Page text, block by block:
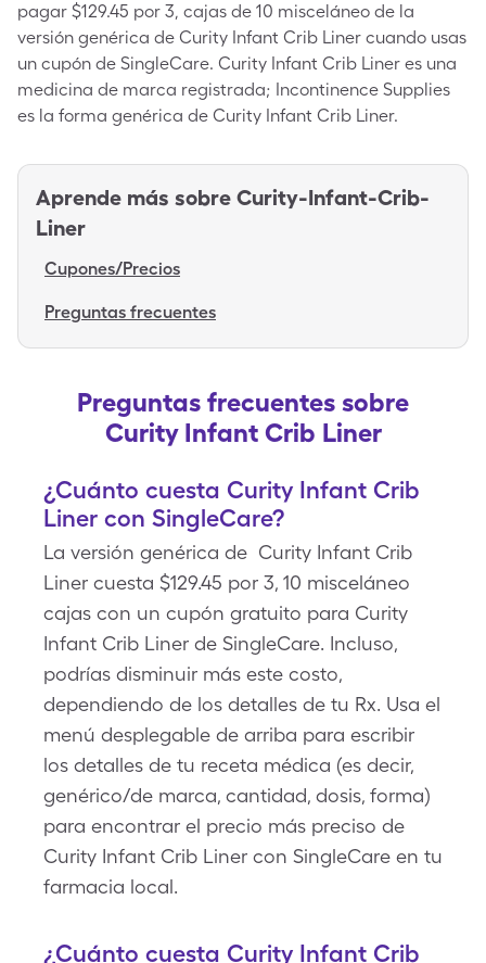
pagar $129.45 por 3, cajas de 10 misceláneo de la
versión genérica de Curity Infant Crib Liner cuando usas
un cupón de SingleCare. Curity Infant Crib Liner es una
medicina de marca registrada; Incontinence Supplies
es la forma genérica de Curity Infant Crib Liner.
Aprende más sobre Curity-Infant-Crib-
Liner
Cupones/Precios
Preguntas frecuentes
Preguntas frecuentes sobre
Curity Infant Crib Liner
¿Cuánto cuesta Curity Infant Crib
Liner con SingleCare?
La versión genérica de Curity Infant Crib
Liner cuesta $129.45 por 3, 10 misceláneo
cajas con un cupón gratuito para Curity
Infant Crib Liner de SingleCare. Incluso,
podrías disminuir más este costo,
dependiendo de los detalles de tu Rx. Usa el
menú desplegable de arriba para escribir
los detalles de tu receta médica (es decir,
genérico/de marca, cantidad, dosis, forma)
para encontrar el precio más preciso de
Curity Infant Crib Liner con SingleCare en tu
farmacia local.
¿Cuánto cuesta Curity Infant Crib